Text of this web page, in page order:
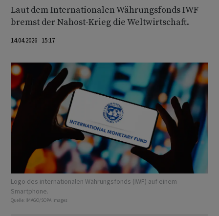
Laut dem Internationalen Währungsfonds IWF
bremst der Nahost-Krieg die Weltwirtschaft.
14.04.2026 15:17
Logo des internationalen Währungsfonds (IWF) auf einem
Smartphone.
Quelle: IMAGO/SOPA Images